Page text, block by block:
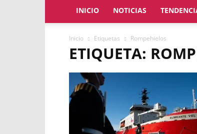
INICIO NOTICIAS
Inicio Etiquetas Rompehielos
ETIQUETA: